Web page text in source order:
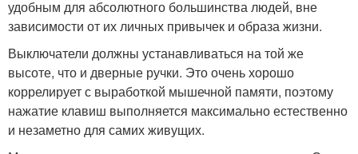
удобным для абсолютного большинства людей, вне
зависимости от их личных привычек и образа жизни.
Выключатели должны устанавливаться на той же
высоте, что и дверные ручки. Это очень хорошо
коррелирует с выработкой мышечной памяти, поэтому
нажатие клавиш выполняется максимально естественно
и незаметно для самих живущих.